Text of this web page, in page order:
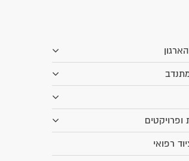
ופרויקטים
רפואי